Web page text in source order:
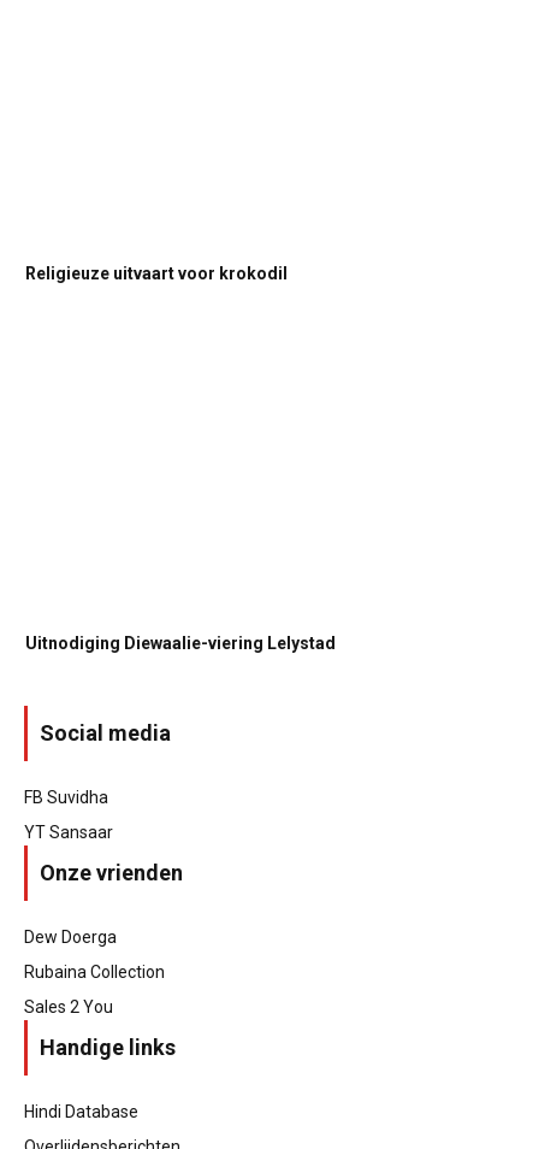
Religieuze uitvaart voor krokodil
Uitnodiging Diewaalie-viering Lelystad
Social media
FB Suvidha
YT Sansaar
Onze vrienden
Dew Doerga
Rubaina Collection
Sales 2 You
Handige links
Hindi Database